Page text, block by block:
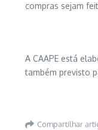
compras sejam
A CAAPE está
também previsto
Compartilhar